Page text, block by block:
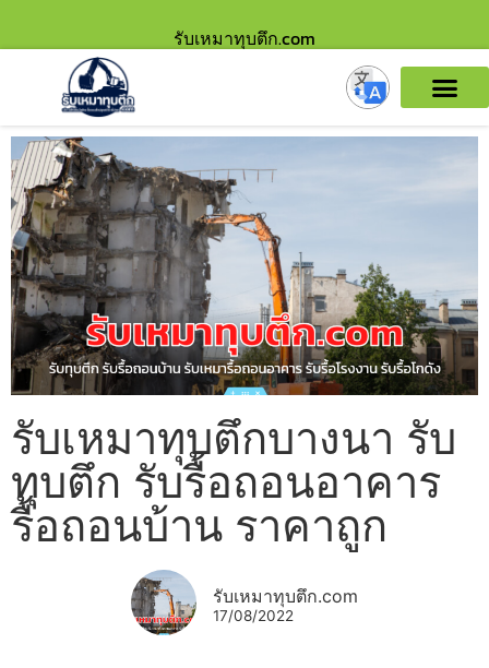
รับเหมาทุบตึก.com
รับเหมาทุบตึกบางนา รับ
ทุบตึก รับรื้อถอนอาคาร
รื้อถอนบ้าน ราคาถูก
รับเหมาทุบตึก.com
17/08/2022